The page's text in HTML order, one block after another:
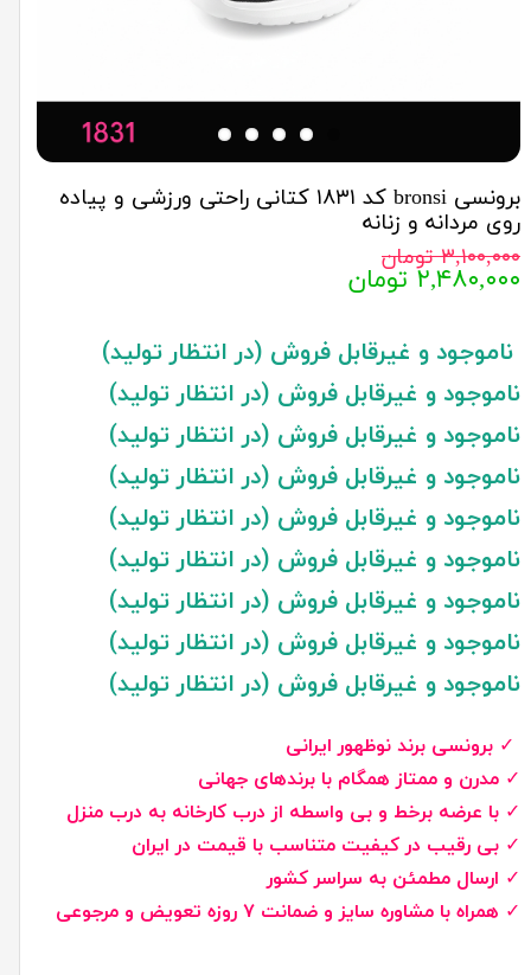
برونسی bronsi کد ۱۸۳۱ کتانی راحتی ورزشی و پیاده
روی مردانه و زنانه
۳,۱۰۰,۰۰۰ تومان
۲,۴۸۰,۰۰۰ تومان
ناموجود و غیرقابل فروش (در انتظار تولید)
ناموجود و غیرقابل فروش (در انتظار تولید)
ناموجود و غیرقابل فروش (در انتظار تولید)
ناموجود و غیرقابل فروش (در انتظار تولید)
ناموجود و غیرقابل فروش (در انتظار تولید)
ناموجود و غیرقابل فروش (در انتظار تولید)
ناموجود و غیرقابل فروش (در انتظار تولید)
ناموجود و غیرقابل فروش (در انتظار تولید)
ناموجود و غیرقابل فروش (در انتظار تولید)
✓ برونسی برند نوظهور ایرانی
✓ مدرن و ممتاز همگام با برندهای جهانی
✓ با عرضه برخط و بی واسطه از درب کارخانه به درب منزل
✓ بی رقیب در کیفیت متناسب با قیمت در ایران
✓ ارسال مطمئن به سراسر کشور
✓ همراه با مشاوره سایز و ضمانت ۷ روزه تعویض و مرجوعی